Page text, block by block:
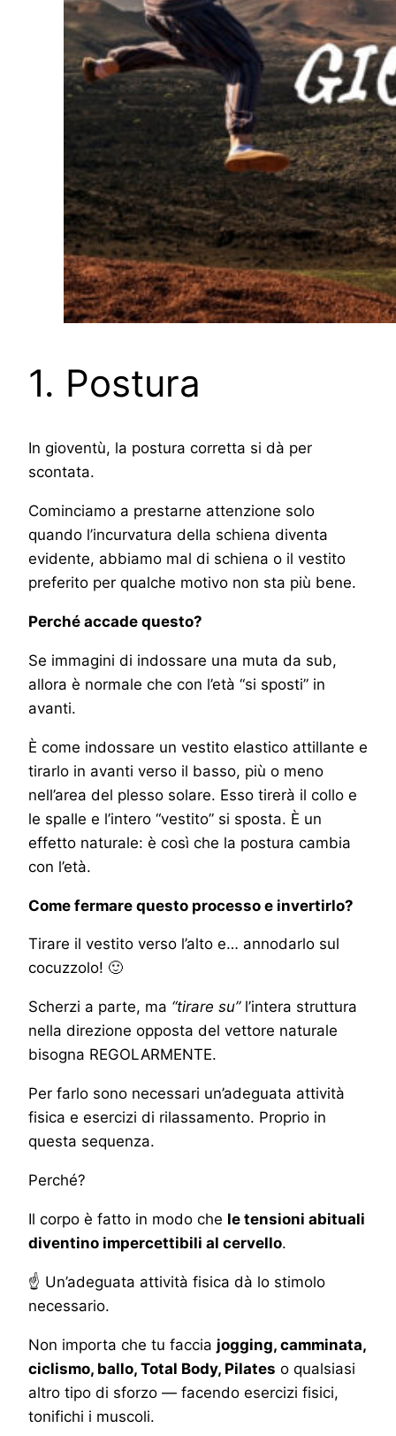
1. Postura
In gioventù, la postura corretta si dà per
scontata.
Cominciamo a prestarne attenzione solo
quando l’incurvatura della schiena diventa
evidente, abbiamo mal di schiena o il vestito
preferito per qualche motivo non sta più bene.
Perché accade questo?
Se immagini di indossare una muta da sub,
allora è normale che con l’età “si sposti” in
avanti.
È come indossare un vestito elastico attillante e
tirarlo in avanti verso il basso, più o meno
nell’area del plesso solare. Esso tirerà il collo e
le spalle e l’intero “vestito” si sposta. È un
effetto naturale: è così che la postura cambia
con l’età.
Come fermare questo processo e invertirlo?
Tirare il vestito verso l’alto e… annodarlo sul
cocuzzolo! 🙂
Scherzi a parte, ma “tirare su”l’intera struttura
nella direzione opposta del vettore naturale
bisogna REGOLARMENTE.
Per farlo sono necessari un’adeguata attività
fisica e esercizi di rilassamento. Proprio in
questa sequenza.
Perché?
Il corpo è fatto in modo che le tensioni abituali
diventino impercettibili al cervello.
☝ Un’adeguata attività fisica dà lo stimolo
necessario.
Non importa che tu faccia jogging, camminata,
ciclismo, ballo, Total Body, Pilates o qualsiasi
altro tipo di sforzo — facendo esercizi fisici,
tonifichi i muscoli.